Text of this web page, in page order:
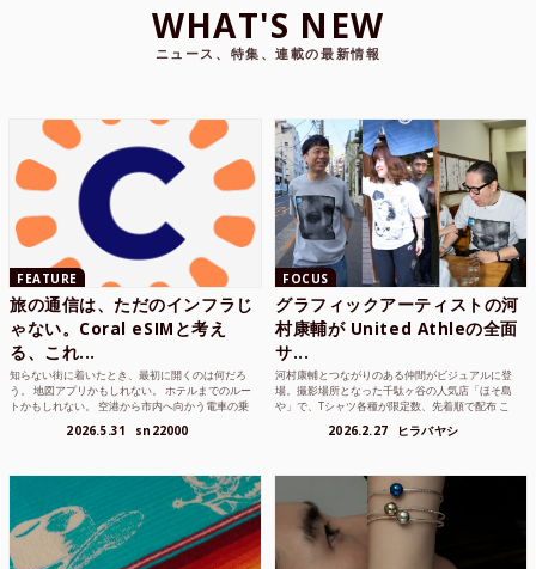
WHAT'S NEW
ニュース、特集、連載の最新情報
FEATURE
旅の通信は、ただのインフラじ
ゃない。Coral eSIMと考え
る、これ...
知らない街に着いたとき、最初に開くのは何だろ
う。 地図アプリかもしれない。 ホテルまでのルー
トかもしれない。 空港から市内へ向かう電車の乗
2026.5.31 sn22000
FOCUS
グラフィックアーティストの河
村康輔が United Athleの全面
サ...
河村康輔とつながりのある仲間がビジュアルに登
場。撮影場所となった千駄ヶ谷の人気店「ほそ島
や」で、Tシャツ各種が限定数、先着順で配布 こ
2026.2.27 ヒラバヤシ